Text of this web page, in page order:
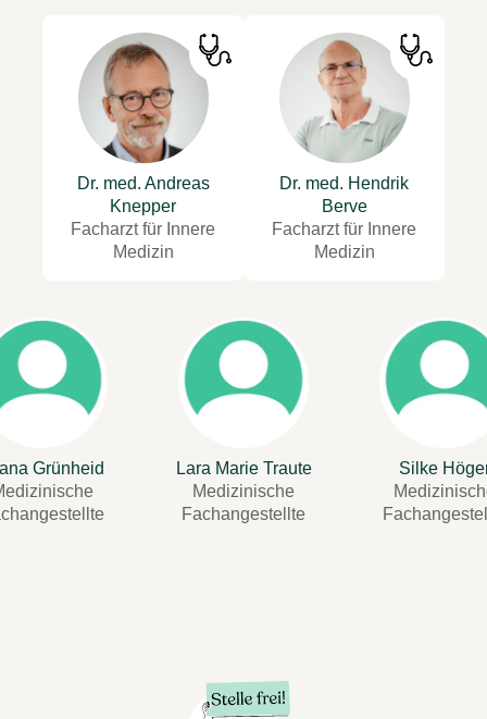
Dr. med. Andreas
Knepper
Facharzt für Innere
Medizin
Dr. med. Hendrik
Berve
Facharzt für Innere
Medizin
Grünheid
Lara Marie Traute
Medizinische
Fachangestellte
Silke